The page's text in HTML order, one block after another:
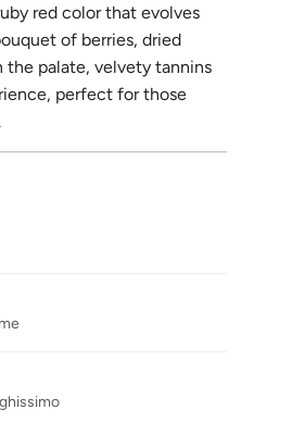
​​red color that evolves
of berries, dried
the palate, velvety tannins
perfect for those